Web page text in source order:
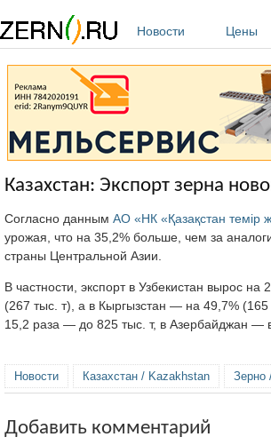
Новости
Цены
Казахстан: Экспорт зерна
Согласно данным АО «НК «Қазақстан темiр
урожая, что на 35,2% больше, чем за
страны Центральной Азии.
В частности, экспорт в Узбекистан вырос
(267 тыс. т), а в Кыргызстан — на 49,7%
15,2 раза — до 825 тыс. т, в Азербайджан —
Новости Казахстан / Kazakhstan Зерно
Добавить комментарий